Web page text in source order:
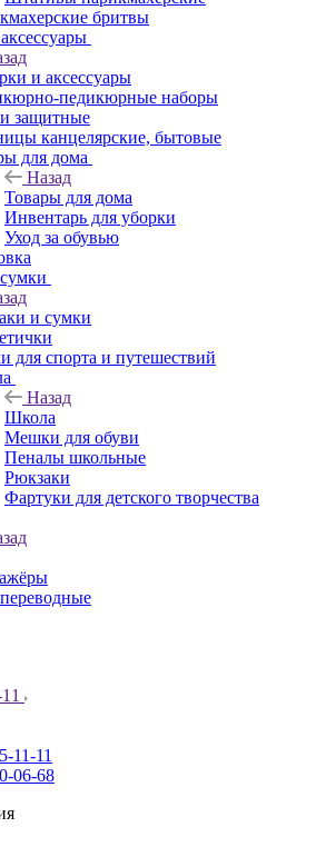
бритвы
и аксессуары
педикюрные наборы
защитные
канцелярские, бытовые
для дома
Назад
Товары для дома
Инвентарь для уборки
Уход за обувью
и сумки
для спорта и путешествий
Назад
Школа
Мешки для обуви
Пеналы школьные
Рюкзаки
Фартуки для детского творчества
11-11
06-68